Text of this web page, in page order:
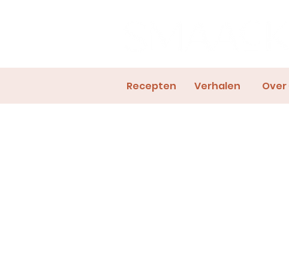
Recepten Verhalen Over